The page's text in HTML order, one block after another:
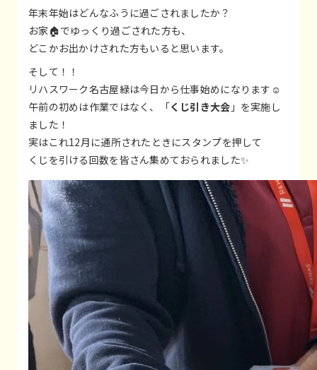
年末年始はどんなふうに過ごされましたか？
お家🏠でゆっくり過ごされた方も、
どこかお出かけされた方もいると思います。
そして！！
リハスワーク名古屋緑は今日から仕事始めになります☺
午前の初めは作業ではなく、「くじ引き大会 」を実施し
ました！
実はこれ12月に通所されたときにスタンプを押して
くじを引ける回数を皆さん集めておられました✨